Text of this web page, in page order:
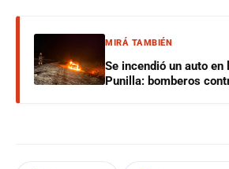
MIRÁ TAMBIÉN
Se incendió un auto en
Punilla: bomberos